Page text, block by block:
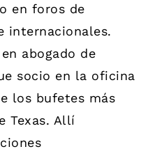
en foros de
internacionales.
abogado de
socio en la oficina
los bufetes más
Texas. Allí